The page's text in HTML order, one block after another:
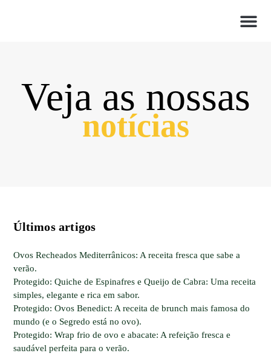
Veja as nossas
notícias
Últimos artigos
Ovos Recheados Mediterrânicos: A receita fresca que sabe a
verão.
Protegido: Quiche de Espinafres e Queijo de Cabra: Uma receita
simples, elegante e rica em sabor.
Protegido: Ovos Benedict: A receita de brunch mais famosa do
mundo (e o Segredo está no ovo).
Protegido: Wrap frio de ovo e abacate: A refeição fresca e
saudável perfeita para o verão.